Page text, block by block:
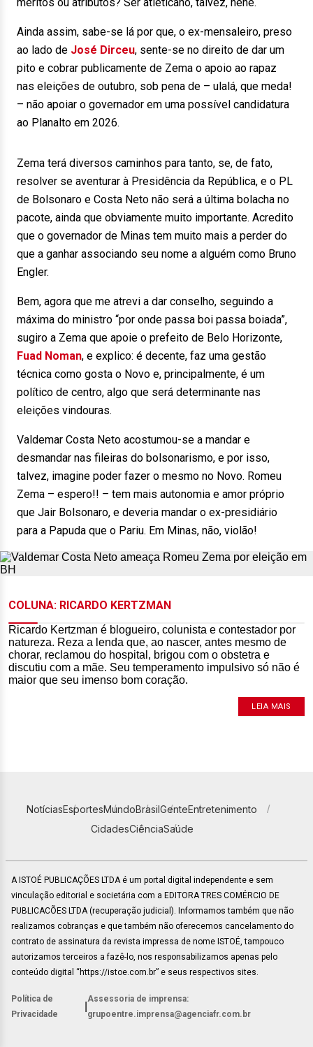
COLUNA: RICARDO KERTZMAN
Ricardo Kertzman é blogueiro, colunista e contestador por
natureza. Reza a lenda que, ao nascer, antes mesmo de
chorar, reclamou do hospital, brigou com o obstetra e
discutiu com a mãe. Seu temperamento impulsivo só não é
maior que seu imenso bom coração.
LEIA MAIS
Ainda assim, sabe-se lá por que, o ex-mensaleiro, preso
ao lado de José Dirceu, sente-se no direito de dar um
pito e cobrar publicamente de Zema o apoio ao rapaz
nas eleições de outubro, sob pena de – ulalá, que meda!
– não apoiar o governador em uma possível candidatura
ao Planalto em 2026.
Zema terá diversos caminhos para tanto, se, de fato,
resolver se aventurar à Presidência da República, e o PL
de Bolsonaro e Costa Neto não será a última bolacha no
pacote, ainda que obviamente muito importante. Acredito
que o governador de Minas tem muito mais a perder do
que a ganhar associando seu nome a alguém como Bruno
Engler.
Bem, agora que me atrevi a dar conselho, seguindo a
máxima do ministro “por onde passa boi passa boiada”,
sugiro a Zema que apoie o prefeito de Belo Horizonte,
Fuad Noman, e explico: é decente, faz uma gestão
técnica como gosta o Novo e, principalmente, é um
político de centro, algo que será determinante nas
eleições vindouras.
Valdemar Costa Neto acostumou-se a mandar e
desmandar nas fileiras do bolsonarismo, e por isso,
talvez, imagine poder fazer o mesmo no Novo. Romeu
Zema – espero!! – tem mais autonomia e amor próprio
que Jair Bolsonaro, e deveria mandar o ex-presidiário
para a Papuda que o Pariu. Em Minas, não, violão!
NotíciasEsportesMundoBrasilGenteEntretenimento
CidadesCiênciaSaúde
A ISTOÉ PUBLICAÇÕES LTDA é um portal digital independente e sem
vinculação editorial e societária com a EDITORA TRES COMÉRCIO DE
PUBLICACÕES LTDA (recuperação judicial). Informamos também que não
realizamos cobranças e que também não oferecemos cancelamento do
contrato de assinatura da revista impressa de nome ISTOÉ, tampouco
autorizamos terceiros a fazê-lo, nos responsabilizamos apenas pelo
conteúdo digital “https://istoe.com.br” e seus respectivos sites.
Política de
Privacidade
Assessoria de imprensa:
grupoentre.imprensa@agenciafr.com.br